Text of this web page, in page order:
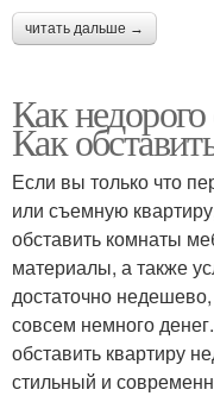
читать дальше →
Как
Как
Если вы только что
или съемную
обставить комнаты
материалы, а также
достаточно
совсем немного
обставить квартиру
стильный и